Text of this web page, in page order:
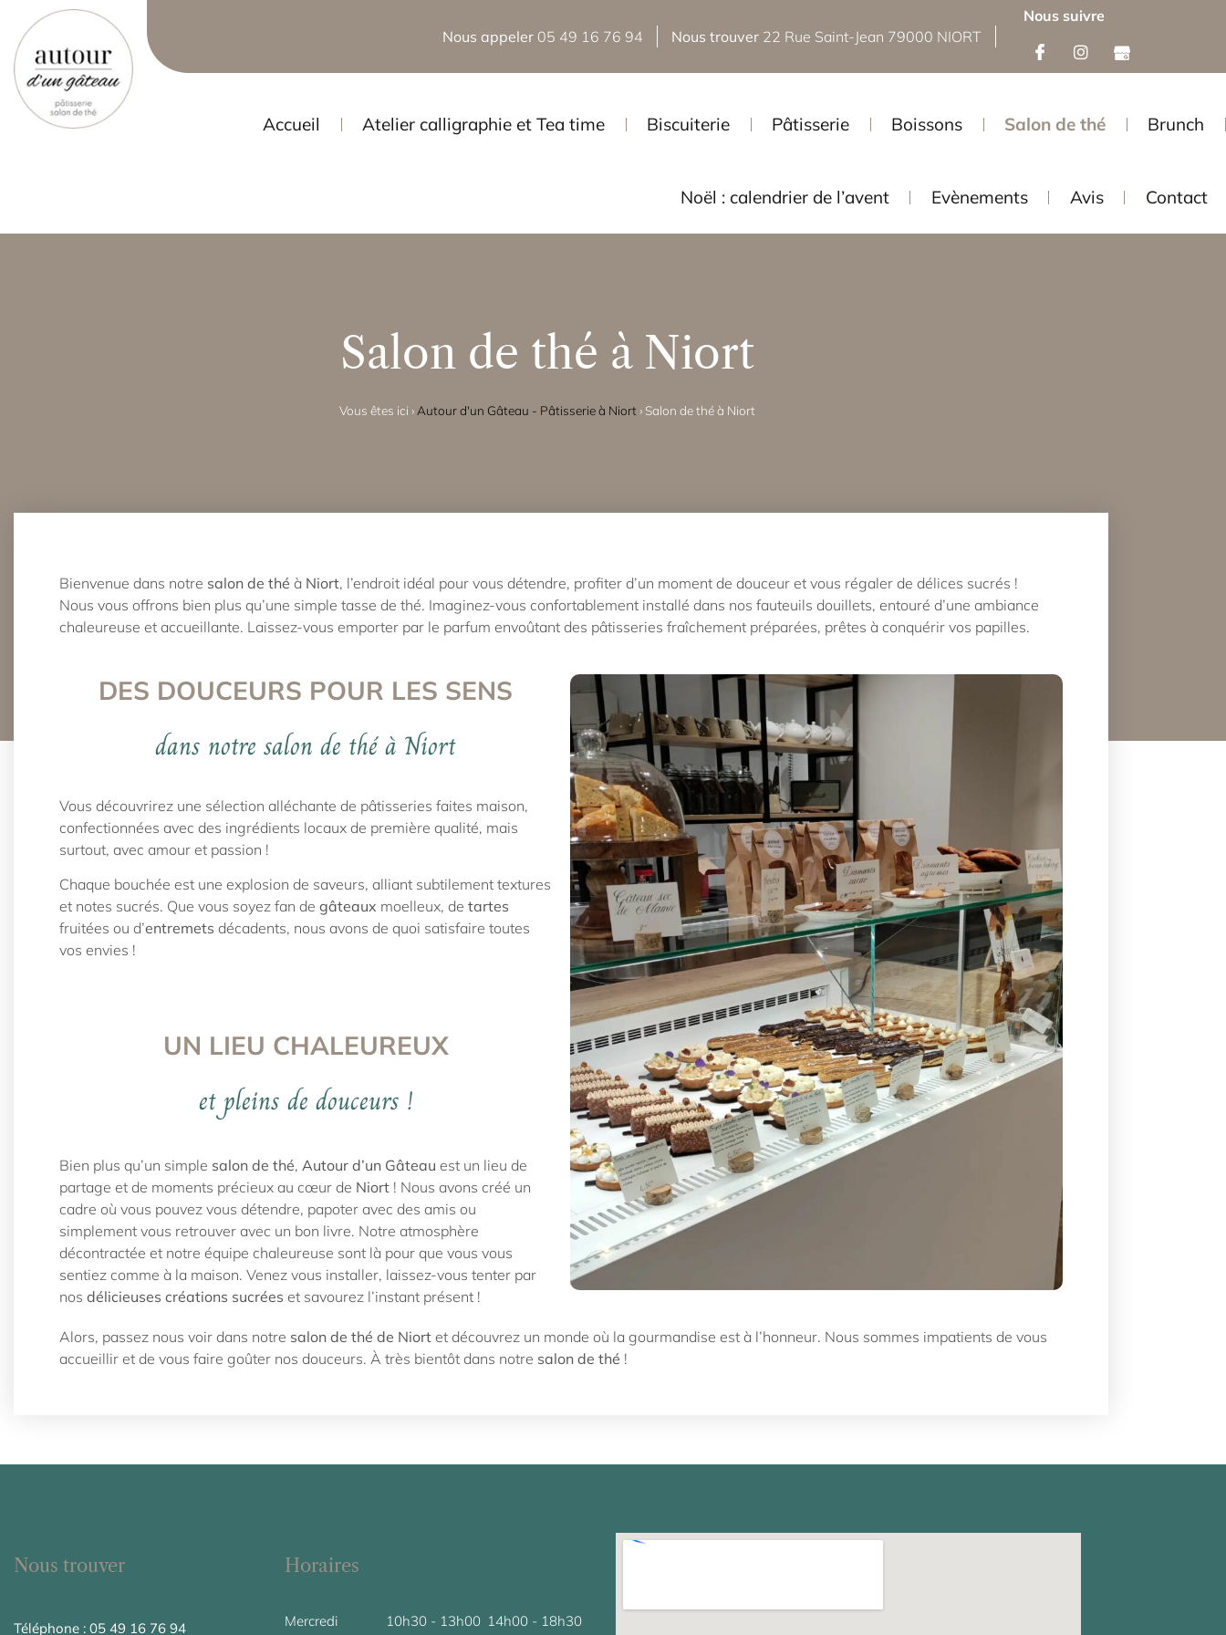
Nous appeler 05 49 16 76 94 Nous trouver 22 Rue Saint-Jean 79000 NIORT
Nous suivre
Accueil Atelier calligraphie et Tea time Biscuiterie Pâtisserie Boissons Salon de thé Brunch
Noël : calendrier de l’avent Evènements Avis Contact
Salon de thé à Niort
Vous êtes ici › Autour d'un Gâteau - Pâtisserie à Niort › Salon de thé à Niort
Bienvenue dans notre salon de thé à Niort, l’endroit idéal pour vous détendre, profiter d’un moment de douceur et vous régaler de délices sucrés !
Nous vous offrons bien plus qu’une simple tasse de thé. Imaginez-vous confortablement installé dans nos fauteuils douillets, entouré d’une ambiance
chaleureuse et accueillante. Laissez-vous emporter par le parfum envoûtant des pâtisseries fraîchement préparées, prêtes à conquérir vos papilles.
DES DOUCEURS POUR LES SENS
dans notre salon de thé à Niort
Vous découvrirez une sélection alléchante de pâtisseries faites maison,
confectionnées avec des ingrédients locaux de première qualité, mais
surtout, avec amour et passion !
Chaque bouchée est une explosion de saveurs, alliant subtilement textures
et notes sucrés. Que vous soyez fan de gâteaux moelleux, de tartes
fruitées ou d’entremets décadents, nous avons de quoi satisfaire toutes
vos envies !
UN LIEU CHALEUREUX
et pleins de douceurs !
Bien plus qu’un simple salon de thé, Autour d’un Gâteau est un lieu de
partage et de moments précieux au cœur de Niort ! Nous avons créé un
cadre où vous pouvez vous détendre, papoter avec des amis ou
simplement vous retrouver avec un bon livre. Notre atmosphère
décontractée et notre équipe chaleureuse sont là pour que vous vous
sentiez comme à la maison. Venez vous installer, laissez-vous tenter par
nos délicieuses créations sucrées et savourez l’instant présent !
Alors, passez nous voir dans notre salon de thé de Niort et découvrez un monde où la gourmandise est à l’honneur. Nous sommes impatients de vous
accueillir et de vous faire goûter nos douceurs. À très bientôt dans notre salon de thé !
Nous trouver
Téléphone : 05 49 16 76 94
Horaires
Mercredi 10h30 - 13h00 14h00 - 18h30